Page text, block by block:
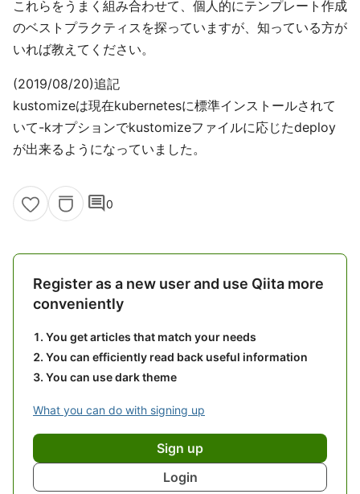
これらをうまく組み合わせて、個人的にテンプレート作成
のベストプラクティスを探っていますが、知っている方が
いれば教えてください。
(2019/08/20)追記
kustomizeは現在kubernetesに標準インストールされて
いて-kオプションでkustomizeファイルに応じたdeploy
が出来るようになっていました。
comment0
Register as a new user and use Qiita more
conveniently
You get articles that match your needs
You can efficiently read back useful information
You can use dark theme
What you can do with signing up
Sign up
Login